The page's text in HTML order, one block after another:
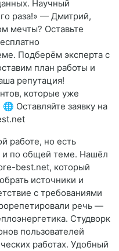
Научный
раза!» — Дмитрий,
мечты? Оставьте
Подберём эксперта с
план работы и
репутация!
которые уже
Оставляйте заявку на
работе, но есть
и по общей теме. Нашёл
best.net, который
источники и
с требованиями
речь —
Студворк
пользователей
работах. Удобный